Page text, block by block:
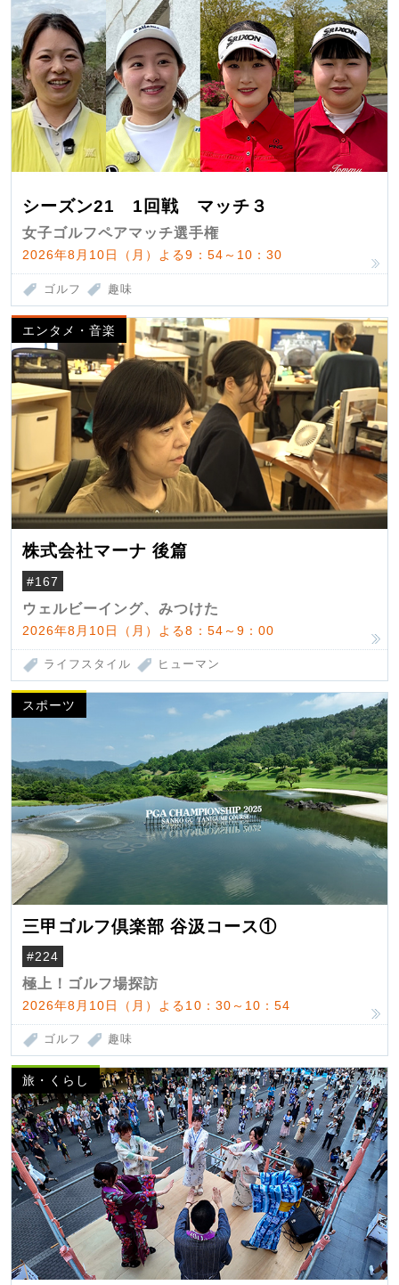
シーズン21 1回戦 マッチ３
女子ゴルフペアマッチ選手権
2026年8月10日（月）よる9：54～10：30
ゴルフ 趣味
エンタメ・音楽
株式会社マーナ 後篇
#167
ウェルビーイング、みつけた
2026年8月10日（月）よる8：54～9：00
ライフスタイル ヒューマン
スポーツ
三甲ゴルフ倶楽部 谷汲コース①
#224
極上！ゴルフ場探訪
2026年8月10日（月）よる10：30～10：54
ゴルフ 趣味
旅・くらし